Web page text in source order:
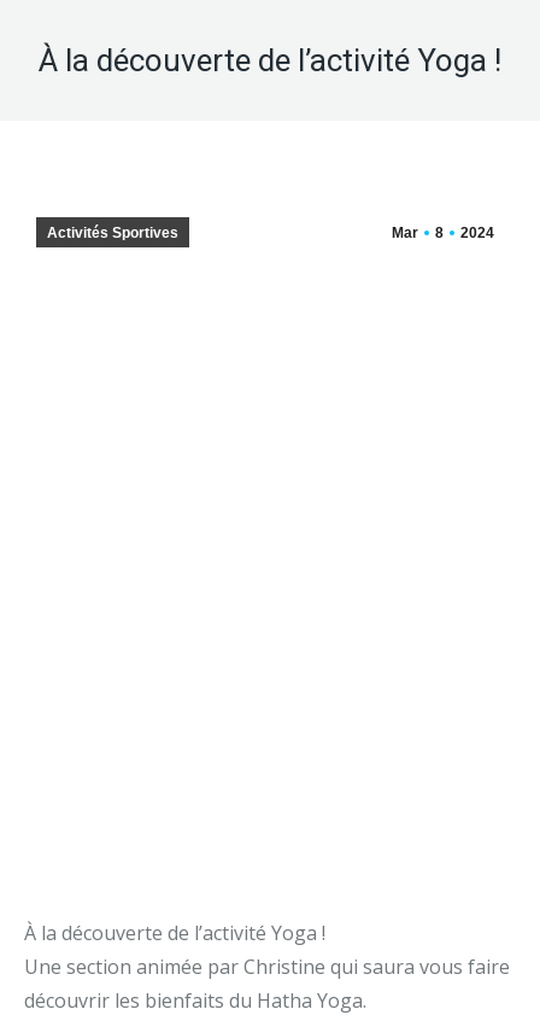
À la découverte de l’activité Yoga !
Mar 8 2024
Activités Sportives
À la découverte de l’activité Yoga !
Une section animée par Christine qui saura vous faire
découvrir les bienfaits du Hatha Yoga.